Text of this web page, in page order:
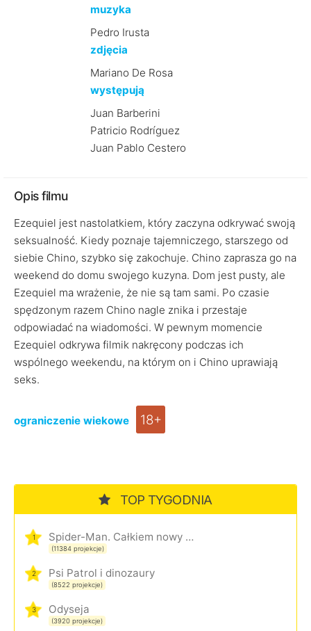
muzyka
Pedro Irusta
zdjęcia
Mariano De Rosa
występują
Juan Barberini
Patricio Rodríguez
Juan Pablo Cestero
Opis filmu
Ezequiel jest nastolatkiem, który zaczyna odkrywać swoją
seksualność. Kiedy poznaje tajemniczego, starszego od
siebie Chino, szybko się zakochuje. Chino zaprasza go na
weekend do domu swojego kuzyna. Dom jest pusty, ale
Ezequiel ma wrażenie, że nie są tam sami. Po czasie
spędzonym razem Chino nagle znika i przestaje
odpowiadać na wiadomości. W pewnym momencie
Ezequiel odkrywa filmik nakręcony podczas ich
wspólnego weekendu, na którym on i Chino uprawiają
seks.
ograniczenie wiekowe 18+
TOP TYGODNIA
1 Spider-Man. Całkiem nowy dzień
(11384 projekcje)
2 Psi Patrol i dinozaury
(8522 projekcje)
3 Odyseja
(3920 projekcje)